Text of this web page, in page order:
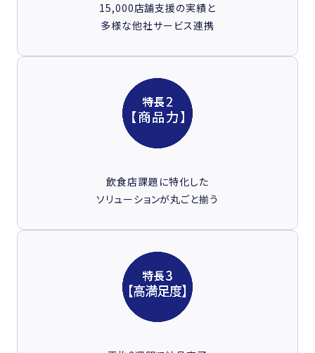
15,000店舗支援の実績と
多様な他社サービス連携
飲食店課題に特化した
ソリューションが丸ごと揃う